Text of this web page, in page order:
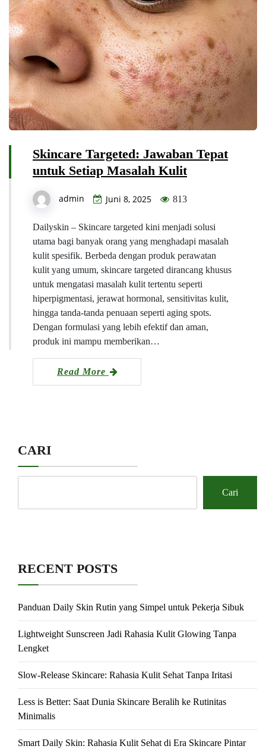
Skincare Targeted: Jawaban Tepat
untuk Setiap Masalah Kulit
admin Juni 8, 2025 813
Dailyskin – Skincare targeted kini menjadi solusi
utama bagi banyak orang yang menghadapi masalah
kulit spesifik. Berbeda dengan produk perawatan
kulit yang umum, skincare targeted dirancang khusus
untuk mengatasi masalah kulit tertentu seperti
hiperpigmentasi, jerawat hormonal, sensitivitas kulit,
hingga tanda-tanda penuaan seperti aging spots.
Dengan formulasi yang lebih efektif dan aman,
produk ini mampu memberikan…
Read More
CARI
Cari
RECENT POSTS
Panduan Daily Skin Rutin yang Simpel untuk Pekerja Sibuk
Lightweight Sunscreen Jadi Rahasia Kulit Glowing Tanpa
Lengket
Slow-Release Skincare: Rahasia Kulit Sehat Tanpa Iritasi
Less is Better: Saat Dunia Skincare Beralih ke Rutinitas
Minimalis
Smart Daily Skin: Rahasia Kulit Sehat di Era Skincare Pintar